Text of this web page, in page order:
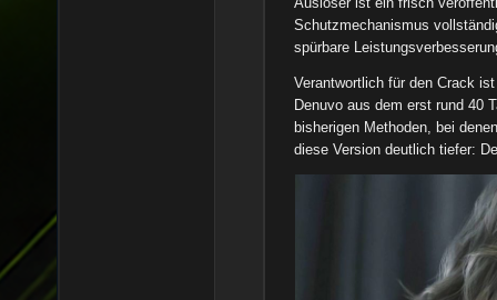
Schutzmechanismus
spürbare
Verantwortlich für den Crack
Denuvo aus dem erst rund 40
bisherigen Methoden, bei
diese Version deutlich tiefer: